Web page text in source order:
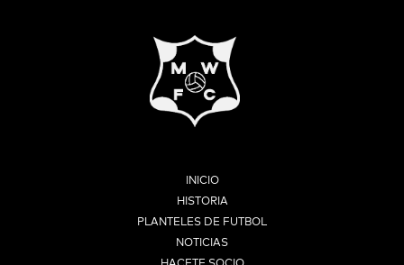
INICIO
HISTORIA
PLANTELES DE FUTBOL
NOTICIAS